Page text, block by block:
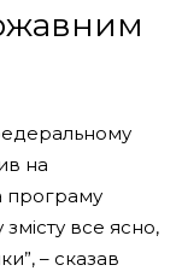
на
програму
змісту все ясно,
– сказав